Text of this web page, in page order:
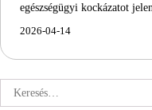
egészségügyi kockázatot
2026-04-14
Keresés: